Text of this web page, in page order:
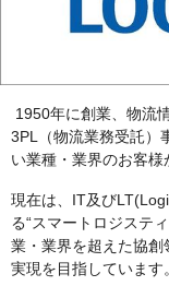
1950年に創業、物流
3PL（物流業務受託）
い業種・業界のお客様
現在は、IT及び
る“スマートロジステ
業・業界を超えた協
実現を目指しています。